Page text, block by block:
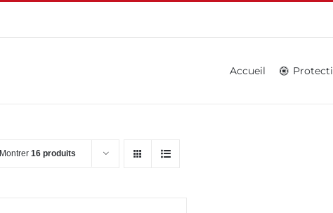
Accueil
Montrer 16 produits